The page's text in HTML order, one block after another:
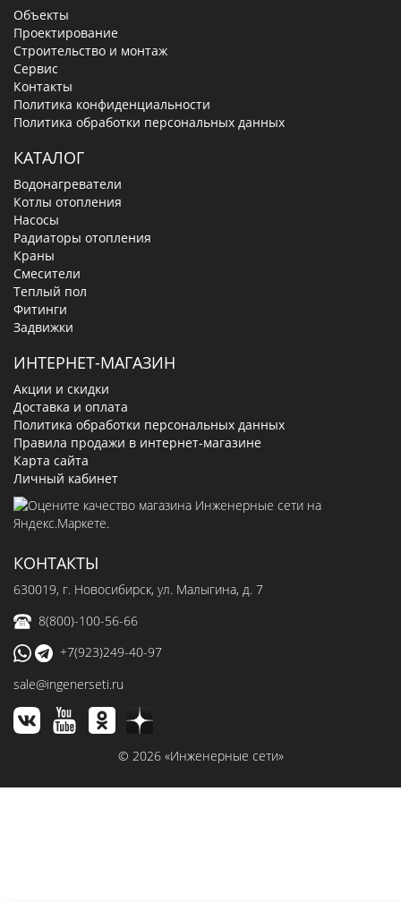
Объекты
Проектирование
Строительство и монтаж
Сервис
Контакты
Политика конфиденциальности
Политика обработки персональных данных
КАТАЛОГ
Водонагреватели
Котлы отопления
Насосы
Радиаторы отопления
Краны
Смесители
Теплый пол
Фитинги
Задвижки
ИНТЕРНЕТ-МАГАЗИН
Акции и скидки
Доставка и оплата
Политика обработки персональных данных
Правила продажи в интернет-магазине
Карта сайта
Личный кабинет
КОНТАКТЫ
630019, г. Новосибирск, ул. Малыгина, д. 7
8(800)-100-56-66
+7(923)249-40-97
sale@ingenerseti.ru
© 2026 «Инженерные сети»